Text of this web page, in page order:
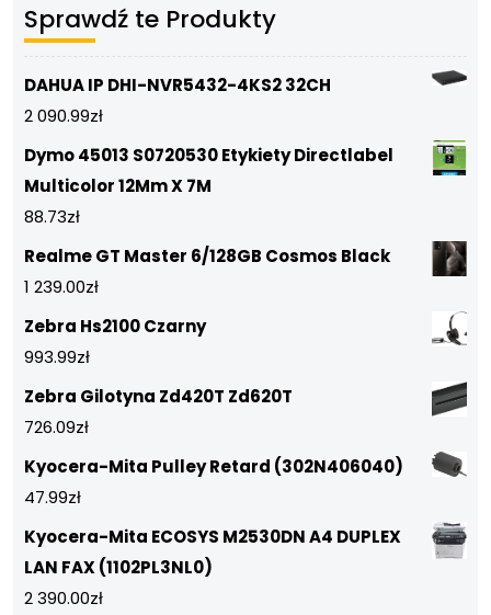
Sprawdź te Produkty
DAHUA IP DHI-NVR5432-4KS2 32CH
2 090.99zł
Dymo 45013 S0720530 Etykiety Directlabel
Multicolor 12Mm X 7M
88.73zł
Realme GT Master 6/128GB Cosmos Black
1 239.00zł
Zebra Hs2100 Czarny
993.99zł
Zebra Gilotyna Zd420T Zd620T
726.09zł
Kyocera-Mita Pulley Retard (302N406040)
47.99zł
Kyocera-Mita ECOSYS M2530DN A4 DUPLEX
LAN FAX (1102PL3NL0)
2 390.00zł